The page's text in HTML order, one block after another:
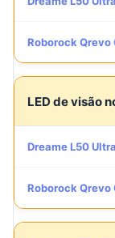
Roborock Qrevo
LED de visão
Dreame L50
Roborock Qrevo